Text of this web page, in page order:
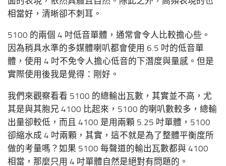
相當好，清晰卻不刺耳。
5100 的兩個 4 吋低音單體，通常會令人比較擔心些。
因為稍具水準的多媒體喇叭都會使用 6.5 吋的低音單
體，使用 4 吋不免令人擔心低音的下潛度與量感。但是
實際使用後我是覺得：剛好。
我們來觀察看看 5100 的總輸出瓦數，其實並不高，尤
其是與其胞兄 4100 比起來，5100 的喇叭數較多，總輸
出量卻較低，而且 4100 是用兩顆 5.25 吋單體，5100
卻縮水成 4 吋兩顆，其實，這不就是為了整體平衡度所
做的考量嗎？如果 5100 每聲道的輸出瓦數都與 4100
相當，那麼只用 4 吋單體自然是絕對有問題的。